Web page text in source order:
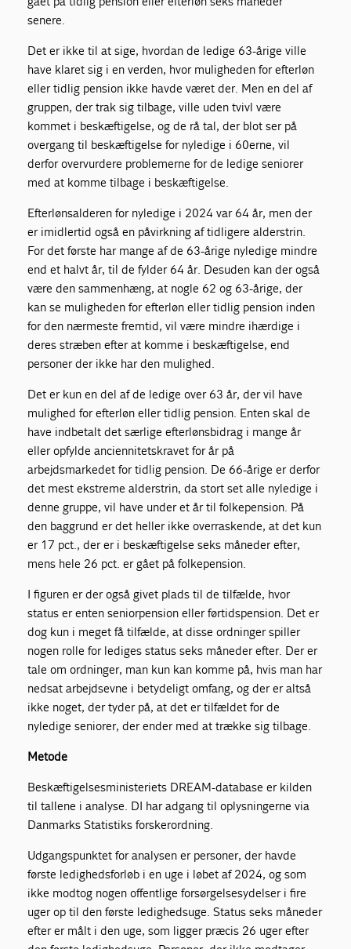
senere.
Det er ikke til at sige, hvordan de ledige 63-årige ville
have klaret sig i en verden, hvor muligheden for efterløn
eller tidlig pension ikke havde været der. Men en del af
gruppen, der trak sig tilbage, ville uden tvivl være
kommet i beskæftigelse, og de rå tal, der blot ser på
overgang til beskæftigelse for nyledige i 60erne, vil
derfor overvurdere problemerne for de ledige seniorer
med at komme tilbage i beskæftigelse.
Efterlønsalderen for nyledige i 2024 var 64 år, men der
er imidlertid også en påvirkning af tidligere alderstrin.
For det første har mange af de 63-årige nyledige mindre
end et halvt år, til de fylder 64 år. Desuden kan der også
være den sammenhæng, at nogle 62 og 63-årige, der
kan se muligheden for efterløn eller tidlig pension inden
for den nærmeste fremtid, vil være mindre ihærdige i
deres stræben efter at komme i beskæftigelse, end
personer der ikke har den mulighed.
Det er kun en del af de ledige over 63 år, der vil have
mulighed for efterløn eller tidlig pension. Enten skal de
have indbetalt det særlige efterlønsbidrag i mange år
eller opfylde anciennitetskravet for år på
arbejdsmarkedet for tidlig pension. De 66-årige er derfor
det mest ekstreme alderstrin, da stort set alle nyledige i
denne gruppe, vil have under et år til folkepension. På
den baggrund er det heller ikke overraskende, at det kun
er 17 pct., der er i beskæftigelse seks måneder efter,
mens hele 26 pct. er gået på folkepension.
I figuren er der også givet plads til de tilfælde, hvor
status er enten seniorpension eller førtidspension. Det er
dog kun i meget få tilfælde, at disse ordninger spiller
nogen rolle for lediges status seks måneder efter. Der er
tale om ordninger, man kun kan komme på, hvis man har
nedsat arbejdsevne i betydeligt omfang, og der er altså
ikke noget, der tyder på, at det er tilfældet for de
nyledige seniorer, der ender med at trække sig tilbage.
Metode
Beskæftigelsesministeriets DREAM-database er kilden
til tallene i analyse. DI har adgang til oplysningerne via
Danmarks Statistiks forskerordning.
Udgangspunktet for analysen er personer, der havde
første ledighedsforløb i en uge i løbet af 2024, og som
ikke modtog nogen offentlige forsørgelsesydelser i fire
uger op til den første ledighedsuge. Status seks måneder
efter er målt i den uge, som ligger præcis 26 uger efter